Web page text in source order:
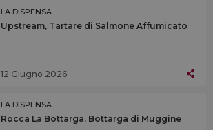
LA DISPENSA
Upstream, Tartare di Salmone Affumicato
12 Giugno 2026
LA DISPENSA
Rocca La Bottarga, Bottarga di Muggine